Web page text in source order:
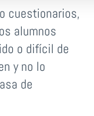
cuestionarios,
alumnos
o difícil de
y no lo
de